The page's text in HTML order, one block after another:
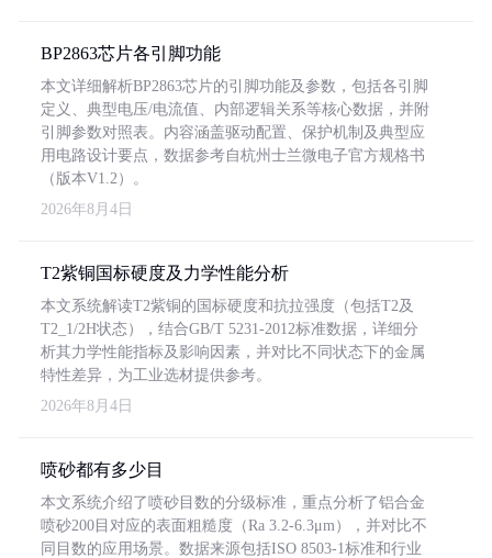
BP2863芯片各引脚功能
本文详细解析BP2863芯片的引脚功能及参数，包括各引脚
定义、典型电压/电流值、内部逻辑关系等核心数据，并附
引脚参数对照表。内容涵盖驱动配置、保护机制及典型应
用电路设计要点，数据参考自杭州士兰微电子官方规格书
（版本V1.2）。
2026年8月4日
T2紫铜国标硬度及力学性能分析
本文系统解读T2紫铜的国标硬度和抗拉强度（包括T2及
T2_1/2H状态），结合GB/T 5231-2012标准数据，详细分
析其力学性能指标及影响因素，并对比不同状态下的金属
特性差异，为工业选材提供参考。
2026年8月4日
喷砂都有多少目
本文系统介绍了喷砂目数的分级标准，重点分析了铝合金
喷砂200目对应的表面粗糙度（Ra 3.2-6.3μm），并对比不
同目数的应用场景。数据来源包括ISO 8503-1标准和行业